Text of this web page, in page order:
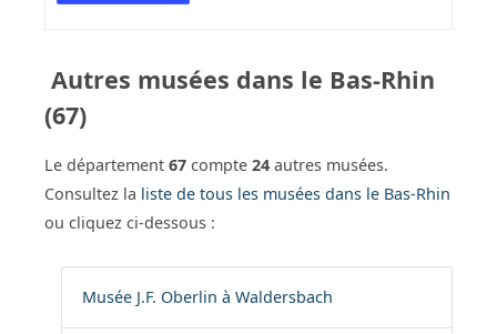
Autres musées dans le Bas-Rhin
(67)
Le département 67 compte 24 autres musées.
Consultez la liste de tous les musées dans le Bas-Rhin
ou cliquez ci-dessous :
Musée J.F. Oberlin à Waldersbach